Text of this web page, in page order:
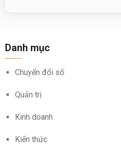
Danh mục
Chuyển đổi số
Quản trị
Kinh doanh
Kiến thức